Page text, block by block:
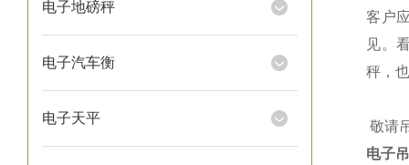
电子地磅秤
电子汽车衡
电子天平
客户
见。
秤，
敬请
电子